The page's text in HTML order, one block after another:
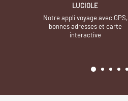
LUCIOLE
Notre appli voyage avec GPS,
bonnes adresses et carte
interactive